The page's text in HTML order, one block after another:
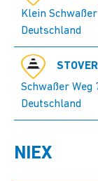
Klein
Deutschland
Schwaßer
Deutschland
NIEX